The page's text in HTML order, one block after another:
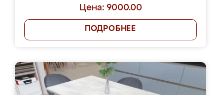
Цена: 9000.00
ПОДРОБНЕЕ